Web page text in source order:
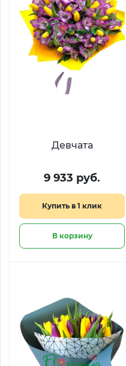
Девчата
9 933 руб.
Купить в 1 клик
В корзину